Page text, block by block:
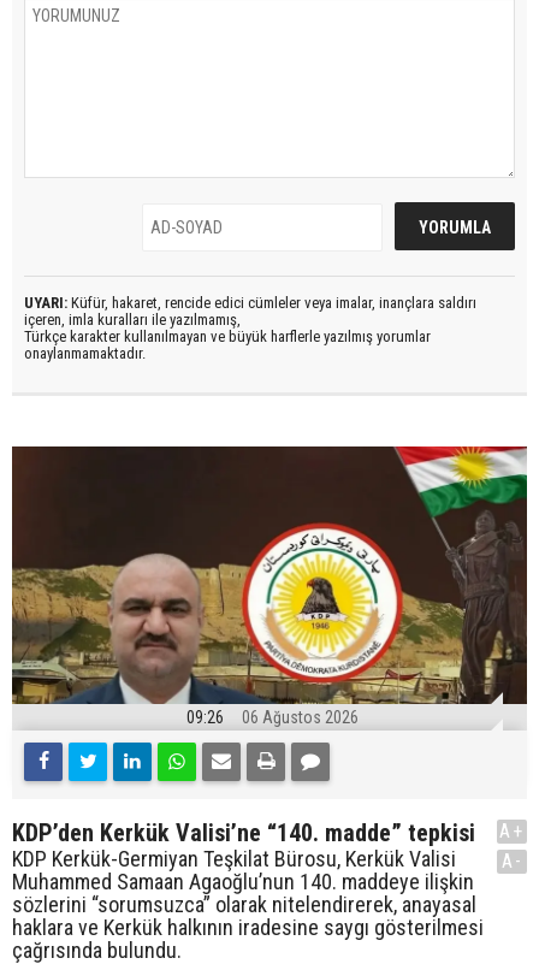
UYARI: Küfür, hakaret, rencide edici cümleler veya imalar, inançlara saldırı
içeren, imla kuralları ile yazılmamış,
Türkçe karakter kullanılmayan ve büyük harflerle yazılmış yorumlar
onaylanmamaktadır.
09:26 06 Ağustos 2026
KDP’den Kerkük Valisi’ne “140. madde” tepkisi
KDP Kerkük-Germiyan Teşkilat Bürosu, Kerkük Valisi
Muhammed Samaan Agaoğlu’nun 140. maddeye ilişkin
sözlerini “sorumsuzca” olarak nitelendirerek, anayasal
haklara ve Kerkük halkının iradesine saygı gösterilmesi
çağrısında bulundu.
A+
A-